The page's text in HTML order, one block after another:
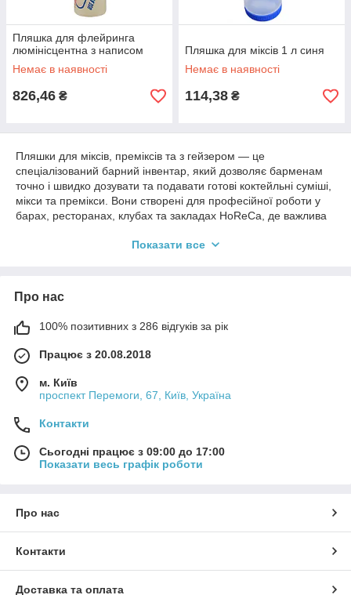
Пляшка для флейринга
люмінісцентна з написом
Немає в наявності
826,46 ₴
Пляшка для міксів 1 л синя
Немає в наявності
114,38 ₴
Пляшки для міксів, преміксів та з гейзером — це
спеціалізований барний інвентар, який дозволяє барменам
точно і швидко дозувати та подавати готові коктейльні суміші,
мікси та премікси. Вони створені для професійної роботи у
барах, ресторанах, клубах та закладах HoReCa, де важлива
представлені пляшки різного обʼєму,
Де використовуються пляшки:
під час приготування коктейлів у барі;
на заходах і вечірках.
точне дозування інгредієнтів;
зручне зберігання та подача преміксів;
гігієнічність і легкість очищення;
Обираючи пляшки для міксів, преміксів і з гейзером
вHottorg, ви отримуєте надійний професійний інструмент,
гостей з доставкою по всій Україні.
Показати все
Про нас
100% позитивних з 286 відгуків за рік
Працює з 20.08.2018
м. Київ
проспект Перемоги, 67, Київ, Україна
Контакти
Сьогодні працює з 09:00 до 17:00
Показати весь графік роботи
Про нас
Контакти
Доставка та оплата